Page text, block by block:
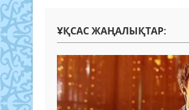
ҰҚСАС ЖАҢАЛЫҚТАР: